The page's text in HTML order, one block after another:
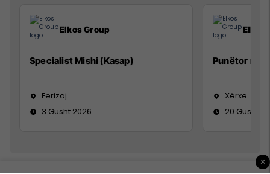
Elkos Group
Specialist Mishi (Kasap)
Ferizaj
3 Gusht 2026
Elkos
Punëtor në
Xërxe
20 Gusht
×